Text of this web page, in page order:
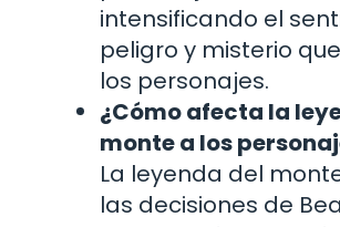
intensificando el
peligro y misterio
los personajes.
¿Cómo afecta la
monte a los
La leyenda del
las decisiones de